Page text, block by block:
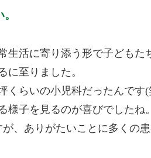
生活に寄り添う形で子どもた
に至りました。
らいの小児科だったんです(
子を見るのが喜びでしたね。
、ありがたいことに多くの患